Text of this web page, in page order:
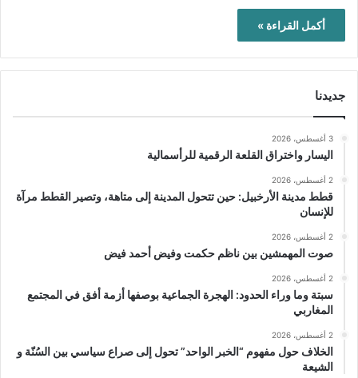
أكمل القراءة »
جديدنا
3 أغسطس، 2026
اليسار واختراق القلعة الرقمية للرأسمالية
2 أغسطس، 2026
قطط مدينة الأرخبيل: حين تتحول المدينة إلى متاهة، وتصير القطط مرآة
للإنسان
2 أغسطس، 2026
صوت المهمشين بين ناظم حكمت وفيض أحمد فيض
2 أغسطس، 2026
سبتة وما وراء الحدود: الهجرة الجماعية بوصفها أزمة أفق في المجتمع
المغاربي
2 أغسطس، 2026
الخلاف حول مفهوم “الخبر الواحد” تحول إلى صراع سياسي بين السُنّة و
الشيعة